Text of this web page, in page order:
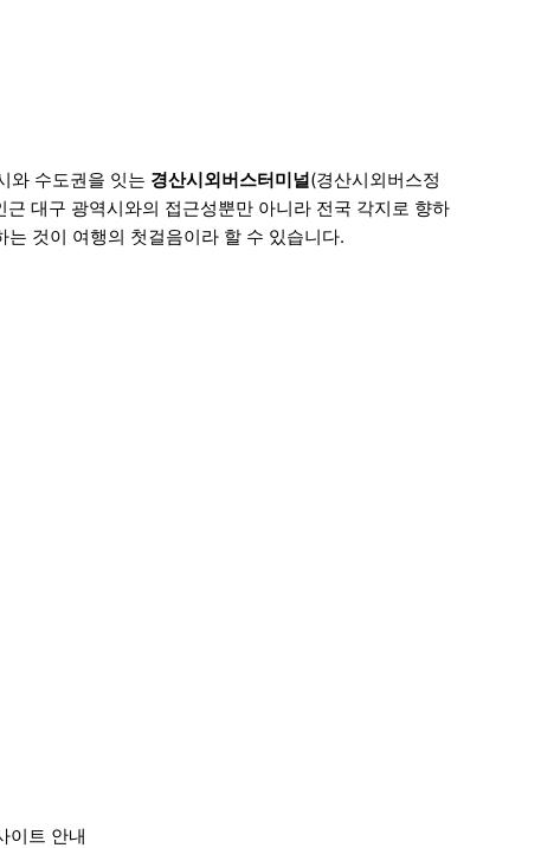
와 수도권을 잇는 경산시외버스터미널(경산시외버스정
대구 광역시와의 접근성뿐만 아니라 전국 각지로 향하
는 것이 여행의 첫걸음이라 할 수 있습니다.
이트 안내